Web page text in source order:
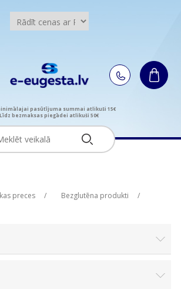
pasūtījuma summai atlikuši 15€
Līdz bezmaksas piegādei atlikuši 50€
preces / Bezglutēna produkti
/